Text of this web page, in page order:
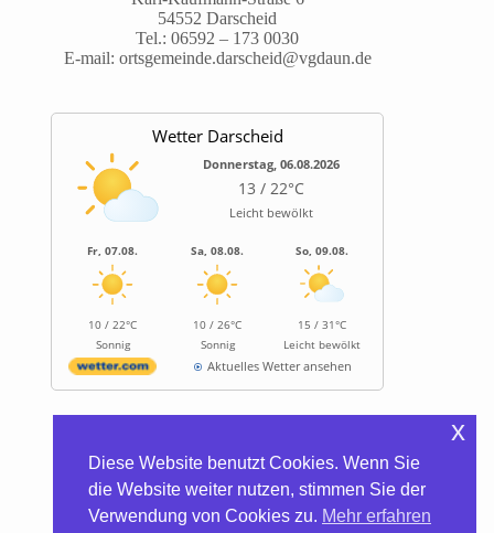
54552 Darscheid
Tel.:06592 – 173 0030
E-mail: ortsgemeinde.darscheid@vgdaun.de
Wetter Darscheid
Donnerstag, 06.08.2026
13 / 22°C
Leicht bewölkt
Fr, 07.08.
10 / 22°C
Sonnig
Sa, 08.08.
10 / 26°C
Sonnig
So, 09.08.
15 / 31°C
Leicht bewölkt
Aktuelles Wetter ansehen
Biocontainer
Trinkwasserhärte
Satzung/Gebühren
Diese Website benutzt Cookies. Wenn Sie
die Website weiter nutzen, stimmen Sie der
Verwendung von Cookies zu. Mehr erfahren
x